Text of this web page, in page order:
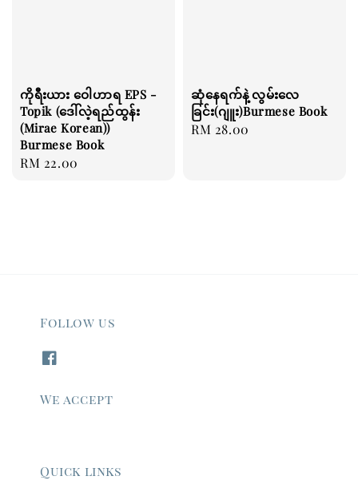
ကိုရီးယား ဝေါဟာရ EPS -
Topik (ဒေါ်လဲ့ရည်ထွန်း
(Mirae Korean))
Burmese Book
Regular
RM 22.00
ဆုံနေရက်နဲ့လွမ်းလေ
ခြင်း(ဂျူး)Burmese Book
Regular
RM 28.00
Follow us
We accept
Quick links